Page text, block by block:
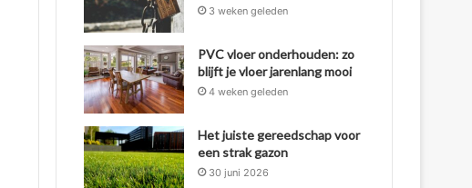
3 weken geleden
PVC vloer onderhouden: zo
blijft je vloer jarenlang mooi
4 weken geleden
Het juiste gereedschap voor
een strak gazon
30 juni 2026